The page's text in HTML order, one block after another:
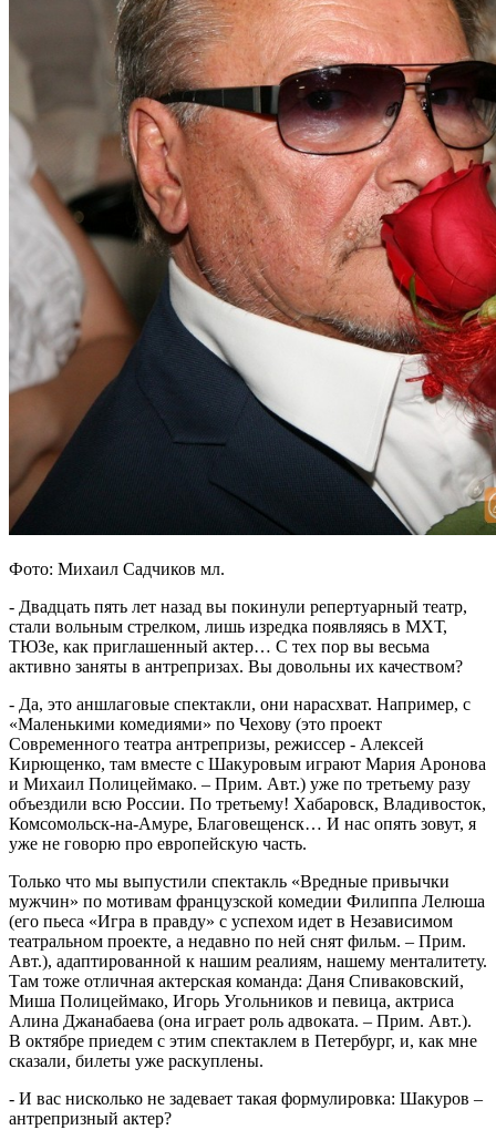
Фото: Михаил Садчиков мл.
- Двадцать пять лет назад вы покинули репертуарный театр,
стали вольным стрелком, лишь изредка появляясь в МХТ,
ТЮЗе, как приглашенный актер… С тех пор вы весьма
активно заняты в антрепризах. Вы довольны их качеством?
- Да, это аншлаговые спектакли, они нарасхват. Например, с
«Маленькими комедиями» по Чехову (это проект
Современного театра антрепризы, режиссер - Алексей
Кирющенко, там вместе с Шакуровым играют Мария Аронова
и Михаил Полицеймако. – Прим. Авт.) уже по третьему разу
объездили всю России. По третьему! Хабаровск, Владивосток,
Комсомольск-на-Амуре, Благовещенск… И нас опять зовут, я
уже не говорю про европейскую часть.
Только что мы выпустили спектакль «Вредные привычки
мужчин» по мотивам французской комедии Филиппа Лелюша
(его пьеса «Игра в правду» с успехом идет в Независимом
театральном проекте, а недавно по ней снят фильм. – Прим.
Авт.), адаптированной к нашим реалиям, нашему менталитету.
Там тоже отличная актерская команда: Даня Спиваковский,
Миша Полицеймако, Игорь Угольников и певица, актриса
Алина Джанабаева (она играет роль адвоката. – Прим. Авт.).
В октябре приедем с этим спектаклем в Петербург, и, как мне
сказали, билеты уже раскуплены.
- И вас нисколько не задевает такая формулировка: Шакуров –
антрепризный актер?